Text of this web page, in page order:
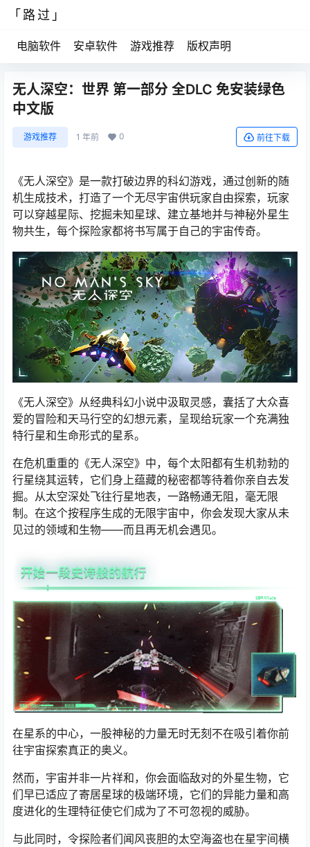
「路过」
电脑软件 安卓软件 游戏推荐 版权声明
无人深空：世界 第一部分 全DLC 免安装绿色
中文版
游戏推荐 1 年前 0 前往下载
《无人深空》是一款打破边界的科幻游戏，通过创新的随
机生成技术，打造了一个无尽宇宙供玩家自由探索，玩家
可以穿越星际、挖掘未知星球、建立基地并与神秘外星生
物共生，每个探险家都将书写属于自己的宇宙传奇。
《无人深空》从经典科幻小说中汲取灵感，囊括了大众喜
爱的冒险和天马行空的幻想元素，呈现给玩家一个充满独
特行星和生命形式的星系。
在危机重重的《无人深空》中，每个太阳都有生机勃勃的
行星绕其运转，它们身上蕴藏的秘密都等待着你亲自去发
掘。从太空深处飞往行星地表，一路畅通无阻，毫无限
制。在这个按程序生成的无限宇宙中，你会发现大家从未
见过的领域和生物——而且再无机会遇见。
在星系的中心，一股神秘的力量无时无刻不在吸引着你前
往宇宙探索真正的奥义。
然而，宇宙并非一片祥和，你会面临敌对的外星生物，它
们早已适应了寄居星球的极端环境，它们的异能力量和高
度进化的生理特征使它们成为了不可忽视的威胁。
与此同时，令探险者们闻风丧胆的太空海盗也在星宇间横